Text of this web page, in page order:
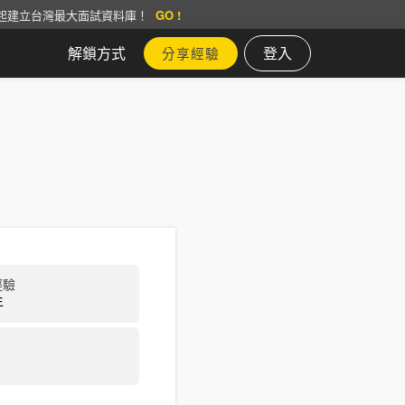
立台灣最大面試資料庫！ GO !
解鎖方式 分享經驗 登入